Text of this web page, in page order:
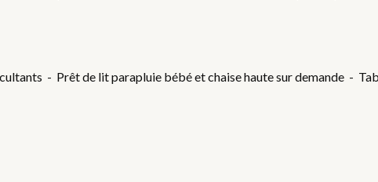
- Prêt de lit parapluie bébé et chaise haute sur demande -